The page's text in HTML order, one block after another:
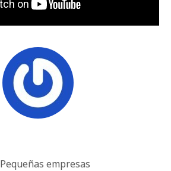
Pequeñas empresas